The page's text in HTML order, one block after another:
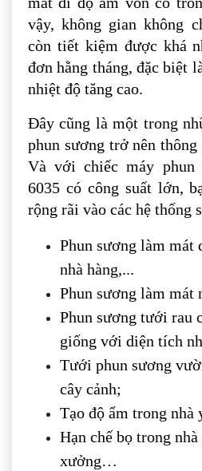
vậy, không gian không
còn tiết kiệm được khá
đơn hằng tháng, đặc biệt
nhiệt độ tăng cao.
Đây cũng là một trong
phun sương trở nên thông
Và với chiếc máy phun
6035 có công suất lớn,
rộng rãi vào các hệ thống
Phun sương làm mát
nhà hàng,...
Phun sương làm mát
Phun sương tưới rau
giống với diện tích
Tưới phun sương
cây cảnh;
Tạo độ ẩm trong nhà
Hạn chế bọ trong
xưởng…